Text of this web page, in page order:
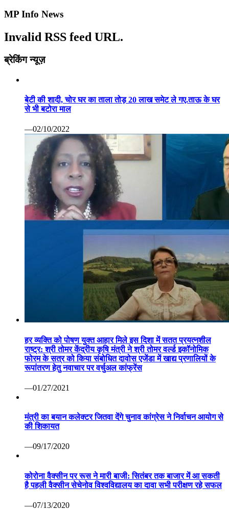
MP Info News
Invalid RSS feed URL.
ब्रेकिंग न्यूज़
बेटी की शादी, चोर घर का ताला तोड़ 20 लाख समेट ले गए.ताऊ के घर
से भी बटोरा माल
—02/10/2022
हर व्यक्ति को पोषण युक्त आहार मिले इस दिशा में सतत प्रयत्नशील
राष्ट्र: श्री तोमर केंद्रीय कृषि मंत्री ने श्री तोमर वर्ल्ड इकॉनोमिक
फोरम के सत्र को किया संबोधित दावोस एजेंडा में खाद्य प्रणालियों के
रूपांतरण हेतु नवाचार पर वर्चुअल कांफ्रेंस
—01/27/2021
मंत्री का बयान कलेक्टर जितवा देंगे चुनाव कांग्रेस ने निर्वाचन आयोग से
की शिकायत
—09/17/2020
कोरोना वैक्सीन पर रूस ने मारी बाजी: सितंबर तक बाजार में आ सकती
है पहली वैक्सीन सेचेनोव विश्वविद्यालय का दावा सभी परीक्षण रहे सफल
—07/13/2020